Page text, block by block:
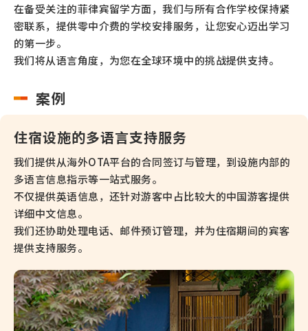
在备受关注的菲律宾留学方面，我们与所有合作学校保持紧
密联系，提供零中介费的学校安排服务，让您安心迈出学习
的第一步。
我们将从语言角度，为您在全球环境中的挑战提供支持。
案例
住宿设施的多语言支持服务
我们提供从海外OTA平台的合同签订与管理，到设施内部的
多语言信息指示等一站式服务。
不仅提供英语信息，还针对游客中占比较大的中国游客提供
详细中文信息。
我们还协助处理电话、邮件预订管理，并为住宿期间的宾客
提供支持服务。